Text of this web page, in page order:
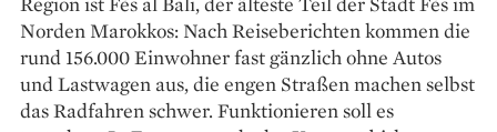
Norden Marokkos: Nach Reiseberichten kommen die
rund 156.000 Einwohner fast gänzlich ohne Autos
und Lastwagen aus, die engen Straßen machen selbst
das Radfahren schwer. Funktionieren soll es